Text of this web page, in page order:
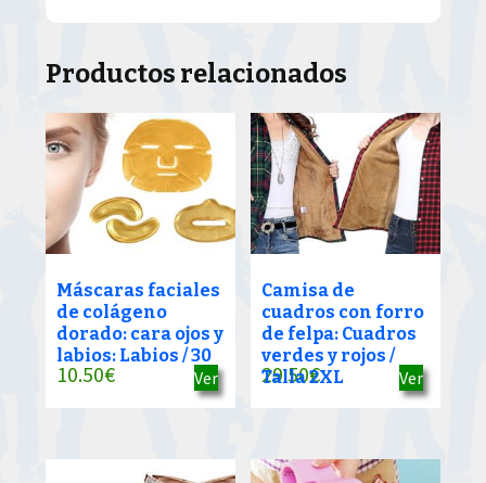
Productos relacionados
Máscaras faciales
de colágeno
dorado: cara ojos y
labios: Labios / 30
10.50€ Ver
Camisa de
cuadros con forro
de felpa: Cuadros
verdes y rojos /
Talla 2XL
29.50€ Ver